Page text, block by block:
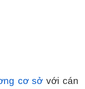
cơ sở với cán